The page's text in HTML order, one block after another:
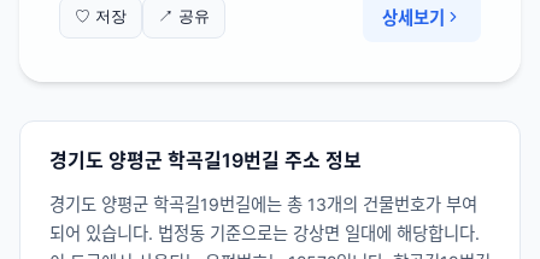
♡ 저장 ↗ 공유 상세보기
경기도 양평군 학곡길19번길 주소 정보
경기도 양평군 학곡길19번길에는 총 13개의 건물번호가 부여
되어 있습니다. 법정동 기준으로는 강상면 일대에 해당합니다.